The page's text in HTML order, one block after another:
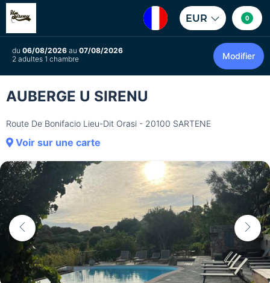
EUR 0
du 06/08/2026 au 07/08/2026
2 adultes 1 chambre
Modifier
AUBERGE U SIRENU
Route De Bonifacio Lieu-Dit Orasi - 20100 SARTENE
Voir sur une carte